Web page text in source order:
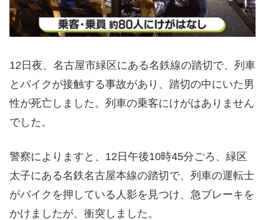
12日夜、名古屋市緑区にある名鉄線の踏切で、列車
とバイクが接触する事故があり、踏切の中にいた男
性が死亡しました。列車の乗客にけがはありません
でした。
警察によりますと、12日午後10時45分ごろ、緑区
太子にある名鉄名古屋本線の踏切で、列車の運転士
がバイクを押している人影を見つけ、急ブレーキを
かけましたが、衝突しました。